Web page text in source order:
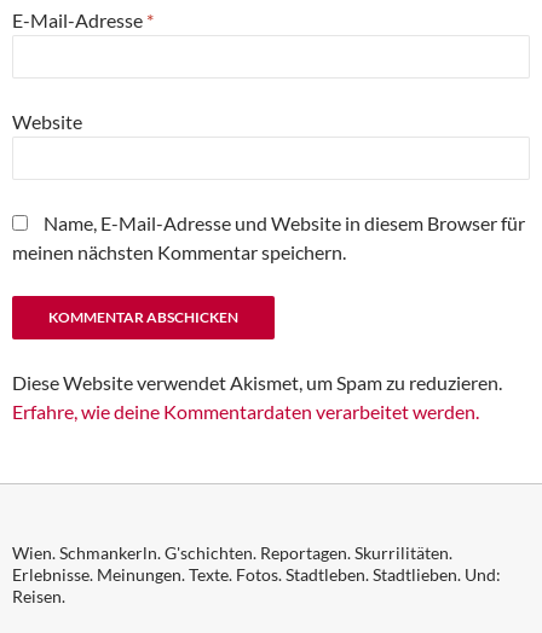
E-Mail-Adresse *
Website
Name, E-Mail-Adresse und Website in diesem Browser für
meinen nächsten Kommentar speichern.
Diese Website verwendet Akismet, um Spam zu reduzieren.
Erfahre, wie deine Kommentardaten verarbeitet werden.
Wien. Schmankerln. G'schichten. Reportagen. Skurrilitäten.
Erlebnisse. Meinungen. Texte. Fotos. Stadtleben. Stadtlieben. Und:
Reisen.